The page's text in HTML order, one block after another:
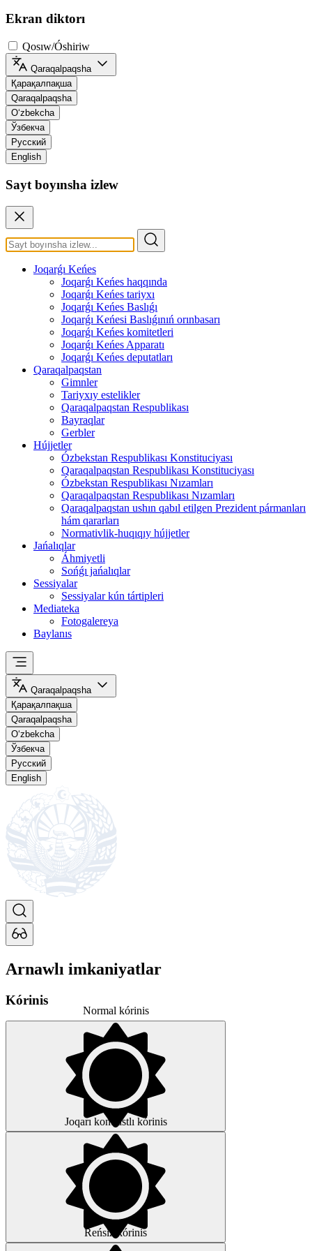
Ekran diktorı
Qosıw/Óshiriw
Qaraqalpaqsha
Қарақалпақша
Qaraqalpaqsha
O‘zbekcha
Ўзбекча
Русский
English
Sayt boyınsha izlew
Joqarǵı Keńes
Joqarǵı Keńes haqqında
Joqarǵı Keńes tariyxı
Joqarǵı Keńes Baslıǵı
Joqarǵı Keńesi Baslıǵınıń orınbasarı
Joqarǵı Keńes komitetleri
Joqarǵı Keńes Apparatı
Joqarǵı Keńes deputatları
Qaraqalpaqstan
Gimnler
Tariyxıy estelikler
Qaraqalpaqstan Respublikası
Bayraqlar
Gerbler
Hújjetler
Ózbekstan Respublikası Konstituciyası
Qaraqalpaqstan Respublikası Konstituciyası
Ózbekstan Respublikası Nızamları
Qaraqalpaqstan Respublikası Nızamları
Qaraqalpaqstan ushın qabıl etilgen Prezident pármanları
hám qararları
Normativlik-huqıqıy hújjetler
Jańalıqlar
Áhmiyetli
Sońǵı jańalıqlar
Sessiyalar
Sessiyalar kún tártipleri
Mediateka
Fotogalereya
Baylanıs
Qaraqalpaqsha
Қарақалпақша
Qaraqalpaqsha
O‘zbekcha
Ўзбекча
Русский
English
Arnawlı imkaniyatlar
Kórinis
Normal kórinis
Joqarı kontrastlı kórinis
Reńsiz kórinis